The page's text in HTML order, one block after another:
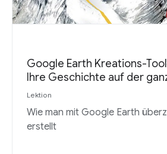
Google Earth Kreations-
Ihre Geschichte auf der
Lektion
Wie man mit Google Earth
erstellt